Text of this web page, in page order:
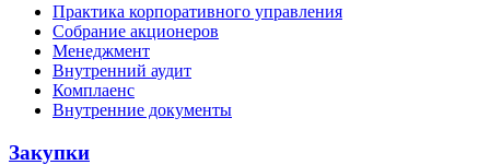
Практика корпоративного управления
Собрание акционеров
Менеджмент
Внутренний аудит
Комплаенс
Внутренние документы
Закупки